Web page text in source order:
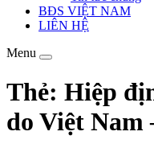
BĐS VIỆT NAM
LIÊN HỆ
Menu
Thẻ: Hiệp
do Việt Nam